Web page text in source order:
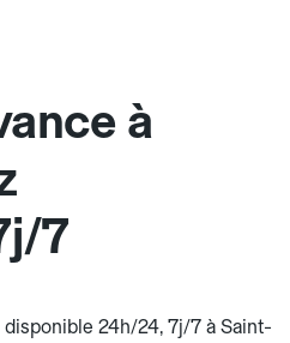
à
7
24h/24, 7j/7 à Saint-